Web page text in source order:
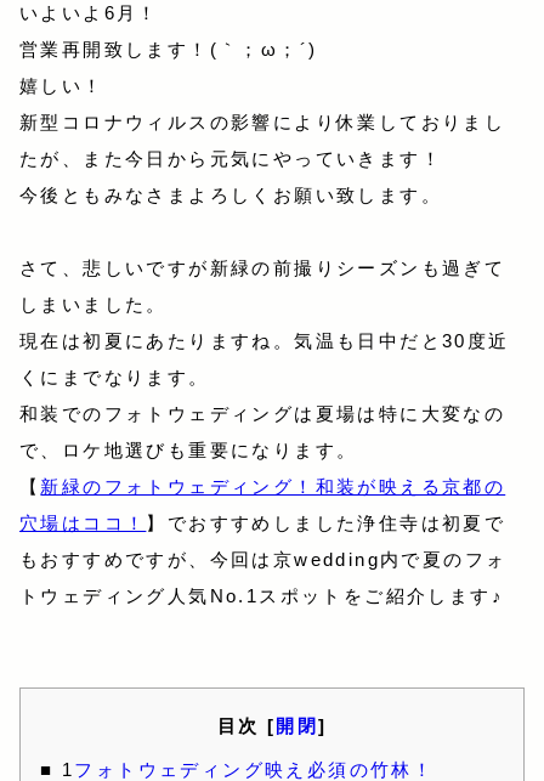
いよいよ6月！
営業再開致します！(｀；ω；´)
嬉しい！
新型コロナウィルスの影響により休業しておりまし
たが、また今日から元気にやっていきます！
今後ともみなさまよろしくお願い致します。
さて、悲しいですが新緑の前撮りシーズンも過ぎて
しまいました。
現在は初夏にあたりますね。気温も日中だと30度近
くにまでなります。
和装でのフォトウェディングは夏場は特に大変なの
で、ロケ地選びも重要になります。
【 新緑のフォトウェディング！和装が映える京都の
穴場はココ！ 】でおすすめしました浄住寺は初夏で
もおすすめですが、今回は京wedding内で夏のフォ
トウェディング人気No.1スポットをご紹介します♪
目次 [ 開閉 ]
1 フォトウェディング映え必須の竹林！